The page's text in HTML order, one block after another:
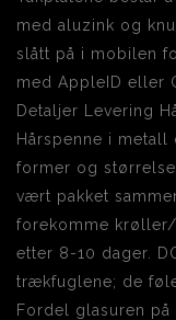
med aluzink og
slått på i mobilen
med AppleID eller
Detaljer Levering
Hårspenne i
former og
vært pakket
forekomme
etter 8-10 dager.
trækfuglene; de
Fordel glasuren